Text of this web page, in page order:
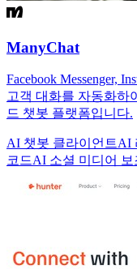
ManyChat
Facebook Messenger,
고객 대화를 자동화하
드 챗봇 플랫폼입니다.
AI 챗봇 클라이언트AI
코드AI 소셜 미디어 보